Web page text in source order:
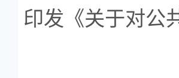
印发《关于对公